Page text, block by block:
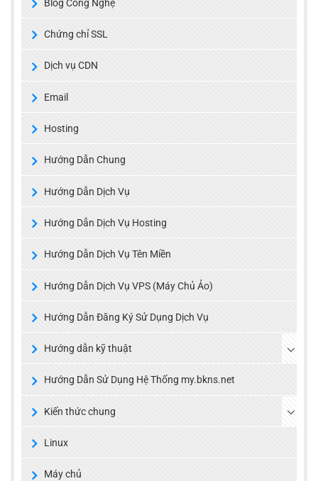
Blog Công Nghệ
Chứng chỉ SSL
Dịch vụ CDN
Email
Hosting
Hướng Dẫn Chung
Hướng Dẫn Dịch Vụ
Hướng Dẫn Dịch Vụ Hosting
Hướng Dẫn Dịch Vụ Tên Miền
Hướng Dẫn Dịch Vụ VPS (Máy Chủ Ảo)
Hướng Dẫn Đăng Ký Sử Dụng Dịch Vụ
Hướng dẫn kỹ thuật
Hướng Dẫn Sử Dụng Hệ Thống my.bkns.net
Kiến thức chung
Linux
Máy chủ